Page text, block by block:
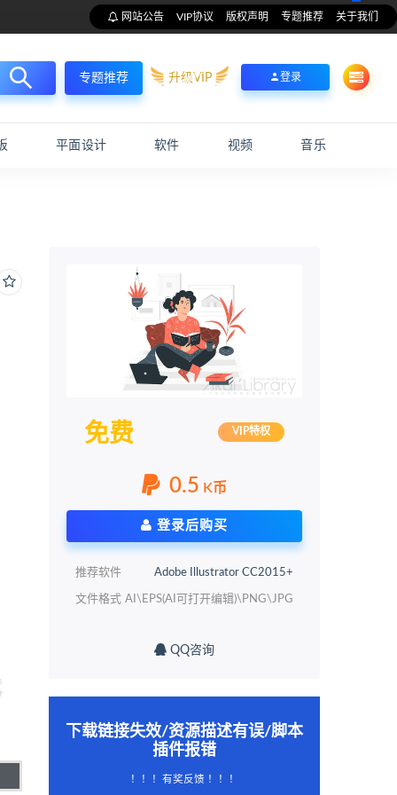
网站公告 VIP协议 版权声明 专题推荐 关于我们
专题推荐 升级VIP 登录
平面设计 软件 视频 音乐
免费 VIP特权
0.5 K币
登录后购买
推荐软件 Adobe Illustrator CC2015+
文件格式 AI\EPS(AI可打开编辑)\PNG\JPG
QQ咨询
下载链接失效/资源描述有误/脚本
插件报错
！！！有奖反馈 ！！！